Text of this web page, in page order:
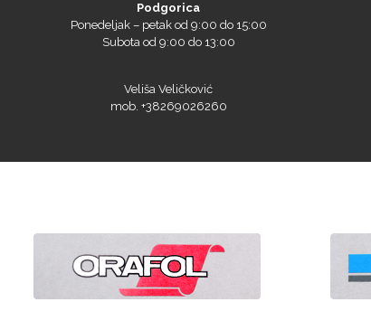
Podgorica
Ponedeljak – petak od 9:00 do 15:00
Subota od 9:00 do 13:00
Veliša Veličković
mob. +38269026260